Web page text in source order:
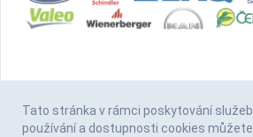
Tato stránka v rámci poskytování služeb
používání a dostupnosti cookies